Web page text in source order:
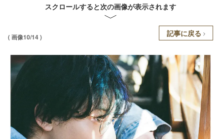
スクロールすると次の画像が表示されます
( 画像10/14 ) 記事に戻る